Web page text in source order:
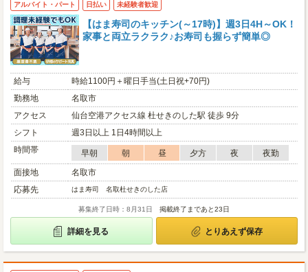
アルバイト・パート 日払い 未経験者歓迎
【はま寿司のキッチン(～17時)】週3日4H～OK！
家事と両立ラクラク♪お寿司も握らず簡単◎
給与
時給1100円＋曜日手当(土日祝+70円)
勤務地
名取市
アクセス
仙台空港アクセス線 杜せきのした駅 徒歩 9分
シフト
週3日以上 1日4時間以上
時間帯
早朝 朝 昼 夕方 夜
夜勤
面接地
名取市
応募先
はま寿司 名取杜せきのした店
募集終了日時：8月31日 掲載終了まであと23日
詳細を見る とりあえず保存